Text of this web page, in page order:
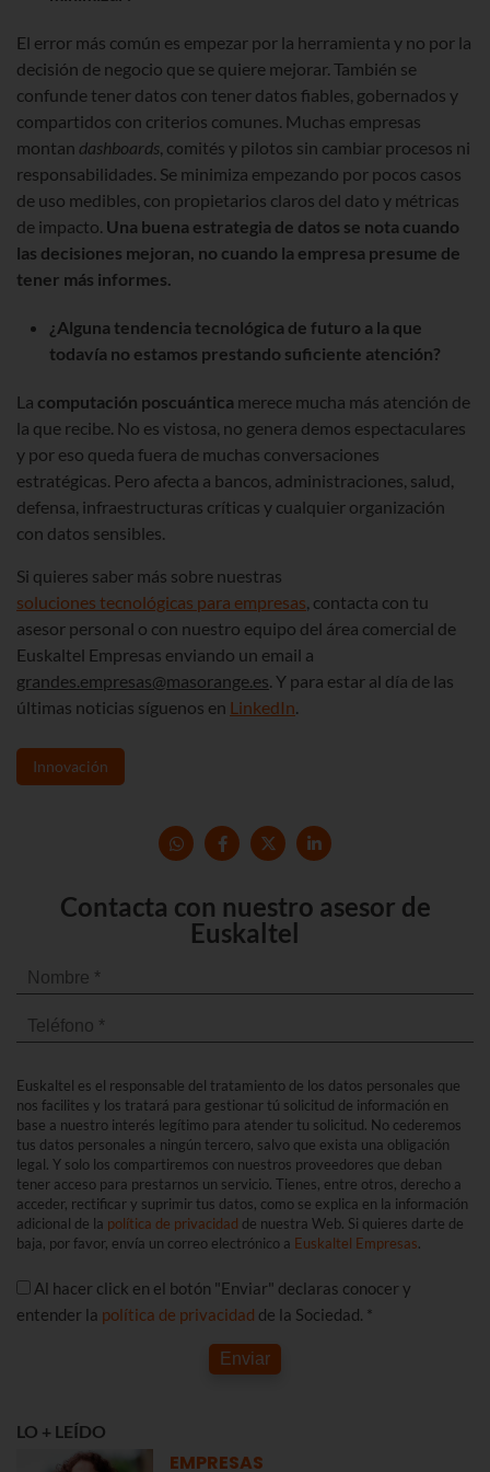
El error más común es empezar por la herramienta y no por la
decisión de negocio que se quiere mejorar. También se
confunde tener datos con tener datos fiables, gobernados y
compartidos con criterios comunes. Muchas empresas
montan dashboards, comités y pilotos sin cambiar procesos ni
responsabilidades. Se minimiza empezando por pocos casos
de uso medibles, con propietarios claros del dato y métricas
de impacto. Una buena estrategia de datos se nota cuando
las decisiones mejoran, no cuando la empresa presume de
tener más informes.
¿Alguna tendencia tecnológica de futuro a la que
todavía no estamos prestando suficiente atención?
La computación poscuántica merece mucha más atención de
la que recibe. No es vistosa, no genera demos espectaculares
y por eso queda fuera de muchas conversaciones
estratégicas. Pero afecta a bancos, administraciones, salud,
defensa, infraestructuras críticas y cualquier organización
con datos sensibles.
Si quieres saber más sobre nuestras
soluciones tecnológicas para empresas, contacta con tu
asesor personal o con nuestro equipo del área comercial de
Euskaltel Empresas enviando un email a
grandes.empresas@masorange.es. Y para estar al día de las
últimas noticias síguenos en LinkedIn.
Innovación
Contacta con nuestro asesor de
Euskaltel
Euskaltel es el responsable del tratamiento de los datos personales que
nos facilites y los tratará para gestionar tú solicitud de información en
base a nuestro interés legítimo para atender tu solicitud. No cederemos
tus datos personales a ningún tercero, salvo que exista una obligación
legal. Y solo los compartiremos con nuestros proveedores que deban
tener acceso para prestarnos un servicio. Tienes, entre otros, derecho a
acceder, rectificar y suprimir tus datos, como se explica en la información
adicional de la política de privacidad de nuestra Web. Si quieres darte de
baja, por favor, envía un correo electrónico a Euskaltel Empresas.
Al hacer click en el botón "Enviar" declaras conocer y
entender la política de privacidad de la Sociedad. *
Enviar
LO + LEÍDO
EMPRESAS